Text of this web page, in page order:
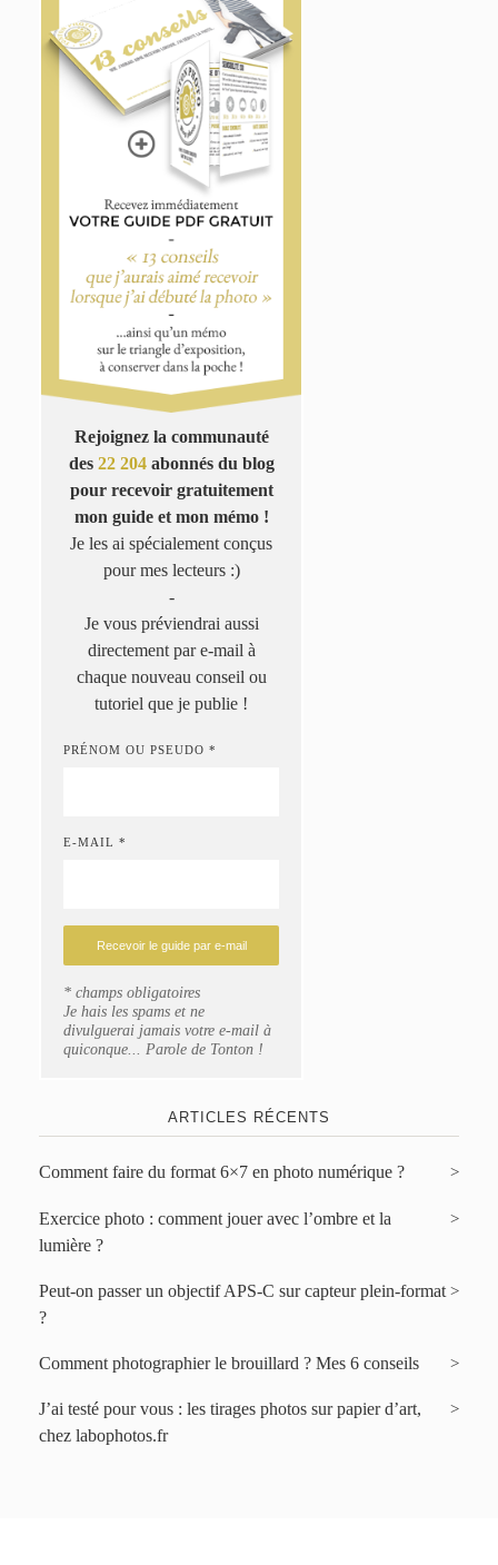
Rejoignez la communauté
des 22 204abonnés du blog
pour recevoir gratuitement
mon guide et mon mémo !
Je les ai spécialement conçus
pour mes lecteurs :)
-
Je vous préviendrai aussi
directement par e-mail à
chaque nouveau conseil ou
tutoriel que je publie !
PRÉNOM OU PSEUDO *
E-MAIL *
* champs obligatoires
Je hais les spams et ne
divulguerai jamais votre e-mail à
quiconque... Parole de Tonton !
ARTICLES RÉCENTS
Comment faire du format 6×7 en photo numérique ?
Exercice photo : comment jouer avec l’ombre et la
lumière ?
Peut-on passer un objectif APS-C sur capteur plein-format
?
Comment photographier le brouillard ? Mes 6 conseils
J’ai testé pour vous : les tirages photos sur papier d’art,
chez labophotos.fr